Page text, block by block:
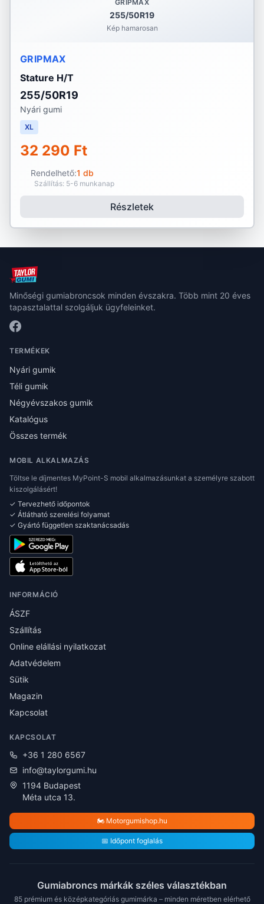
GRIPMAX
255/50R19
Kép hamarosan
GRIPMAX
Stature H/T
255/50R19
Nyári gumi
XL
32 290 Ft
Rendelhető:1 db
Szállítás: 5-6 munkanap
Részletek
Minőségi gumiabroncsok minden évszakra. Több mint 20 éves
tapasztalattal szolgáljuk ügyfeleinket.
TERMÉKEK
Nyári gumik
Téli gumik
Négyévszakos gumik
Katalógus
Összes termék
MOBIL ALKALMAZÁS
Töltse le díjmentes MyPoint-S mobil alkalmazásunkat a személyre szabott
kiszolgálásért!
✓ Tervezhető időpontok
✓ Átlátható szerelési folyamat
✓ Gyártó független szaktanácsadás
INFORMÁCIÓ
ÁSZF
Szállítás
Online elállási nyilatkozat
Adatvédelem
Sütik
Magazin
Kapcsolat
KAPCSOLAT
+36 1 280 6567
info@taylorgumi.hu
1194 Budapest
Méta utca 13.
🏍️ Motorgumishop.hu
📅 Időpont foglalás
Gumiabroncs márkák széles választékban
85 prémium és középkategóriás gumimárka – minden méretben elérhető